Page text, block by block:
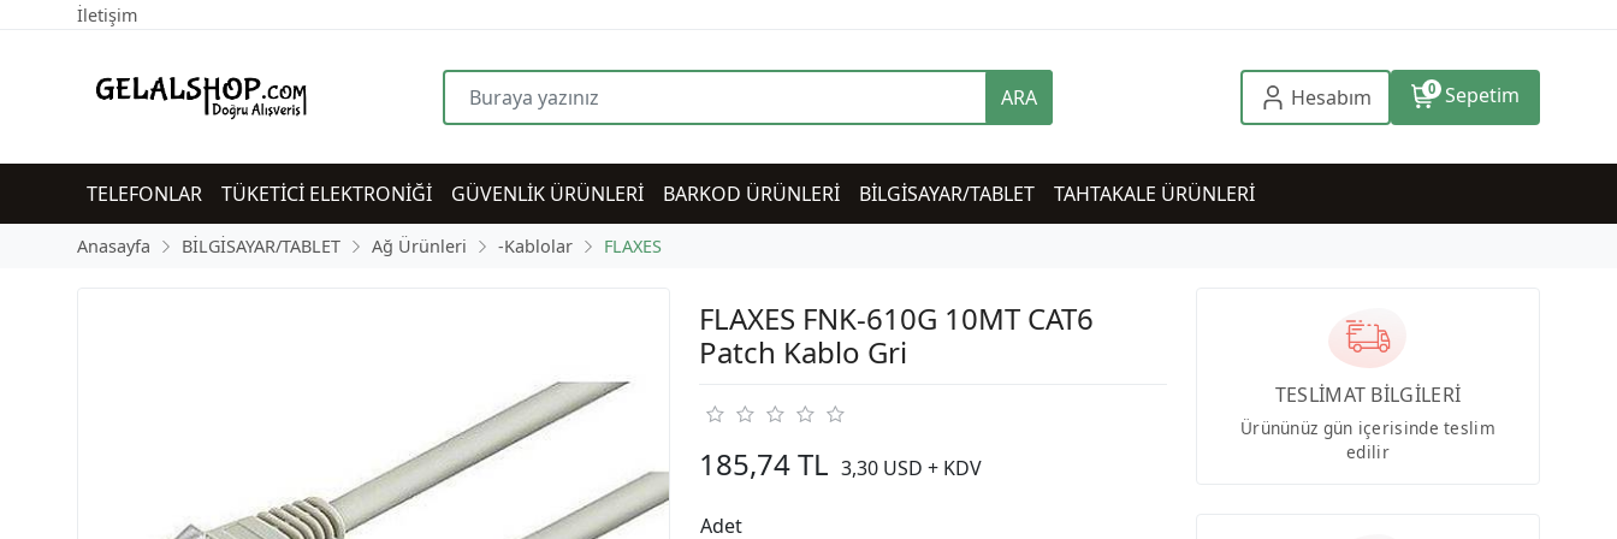
İletişim
ARA Hesabım 0 Sepetim
TELEFONLAR TÜKETİCİ ELEKTRONİĞİ GÜVENLİK ÜRÜNLERİ BARKOD ÜRÜNLERİ BİLGİSAYAR/TABLET TAHTAKALE ÜRÜNLERİ
Anasayfa BİLGİSAYAR/TABLET Ağ Ürünleri -Kablolar FLAXES
FLAXES FNK-610G 10MT CAT6
Patch Kablo Gri
185,74 TL 3,30 USD + KDV
Adet
TESLİMAT BİLGİLERİ
Ürününüz gün içerisinde teslim
edilir